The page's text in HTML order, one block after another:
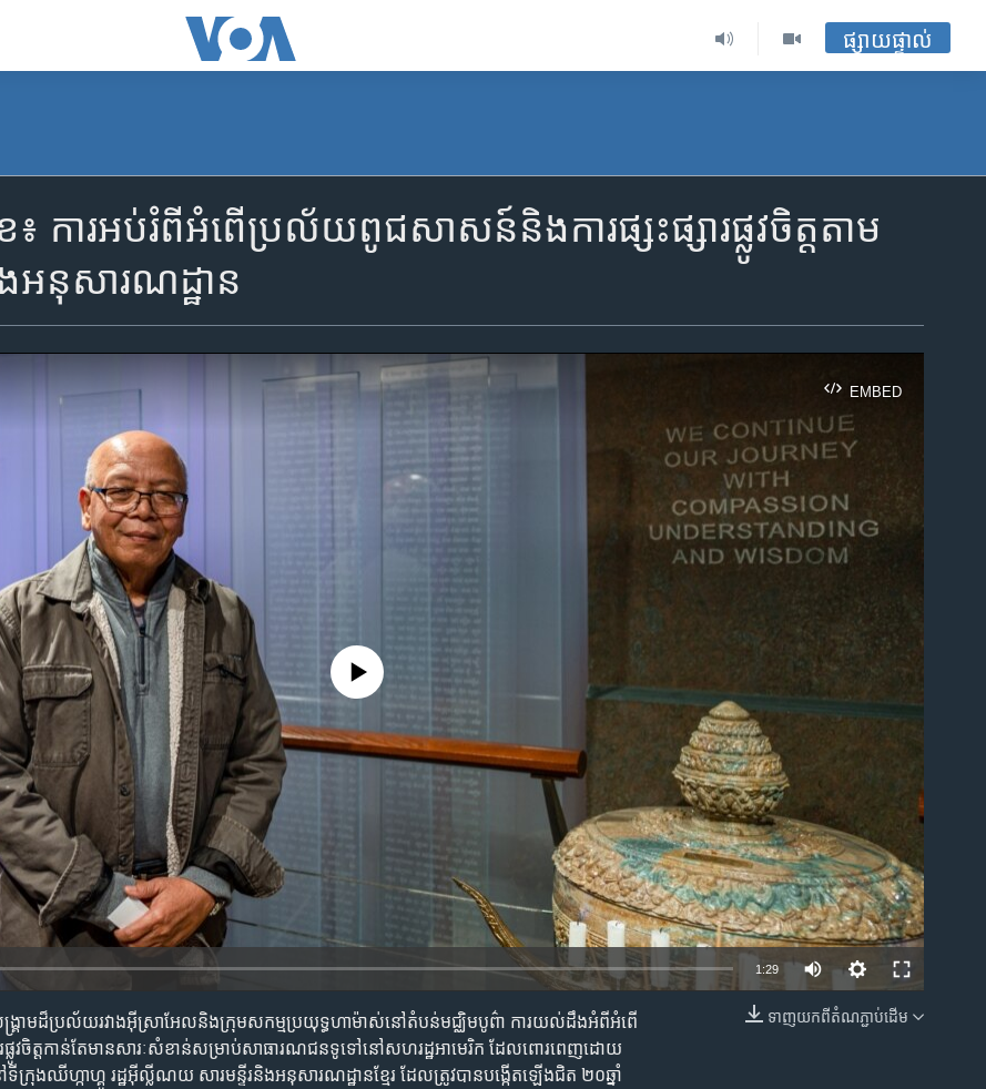
ផ្សាយផ្ទាល់
ារអប់រំពីអំពើប្រល័យពូជសាសន៍និងការផ្សះផ្សារផ្លូវចិត្ត​តាម​
ងអនុសារណដ្ឋាន
EMBED
EMBED
No media source currently available
1:29
ទាញ​យក​ពី​តំណភ្ជាប់​ដើម
ម​ដ៏​ប្រល័យ​រវាង​អ៊ីស្រាអែល​និង​ក្រុម​សកម្ម​ប្រយុទ្ធ​ហាម៉ាស់​នៅ​តំបន់​មជ្ឈិមបូព៌ា ការ​យល់​ដឹង​អំពី​អំពើ​
លូវចិត្ត​កាន់តែ​មាន​សារៈសំខាន់​សម្រាប់​សាធារណជន​ទូទៅ​នៅ​សហរដ្ឋ​អាមេរិក ដែល​ពោរពេញ​ដោយ​
រុង​ឈីហ្កាហ្គូ​ រដ្ឋ​អ៊ីល្លីណយ សារមន្ទីរ​និង​អនុសារណដ្ឋាន​ខ្មែរ ដែល​ត្រូវបាន​បង្កើត​ឡើ​ង​ជិត​ ២០ឆ្នាំ​